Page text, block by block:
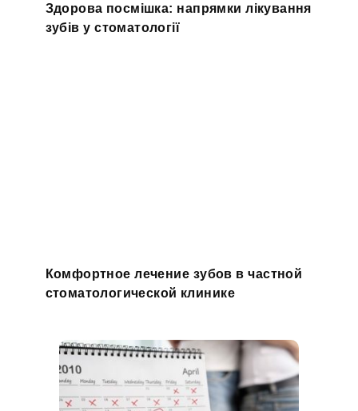
Здорова посмішка: напрямки лікування
зубів у стоматології
Комфортное лечение зубов в частной
стоматологической клинике